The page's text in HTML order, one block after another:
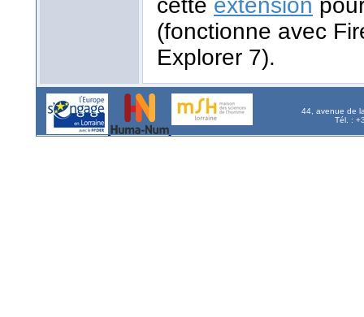
cette extension
(fonctionne avec
Explorer 7).
44, avenue de
Tél. :